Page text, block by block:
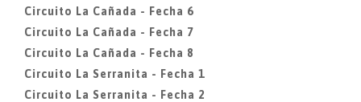
Circuito La Cañada - Fecha 6
Circuito La Cañada - Fecha 7
Circuito La Cañada - Fecha 8
Circuito La Serranita - Fecha 1
Circuito La Serranita - Fecha 2